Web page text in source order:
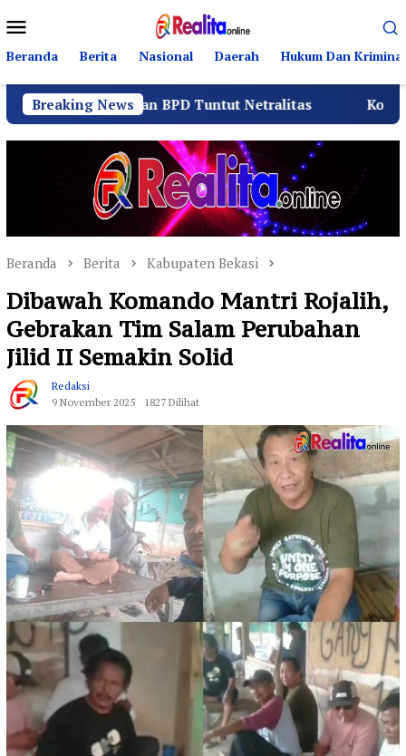
ke
kontenMobile
Beranda Berita Nasional Daerah Hukum Dan Kriminal
Breaking News
dan BPD Tuntut Netralitas Komando Angkatan
Beranda Berita Kabupaten Bekasi
Dibawah Komando Mantri Rojalih,
Gebrakan Tim Salam Perubahan
Jilid II Semakin Solid
Redaksi
9 November 2025
1827 Dilihat